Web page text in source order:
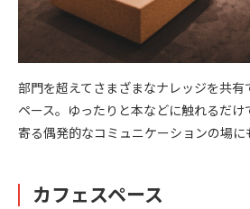
部門を超えてさまざまなナレッジを共有
ペース。ゆったりと本などに触れるだ
寄る偶発的なコミュニケーションの場に
カフェスペース